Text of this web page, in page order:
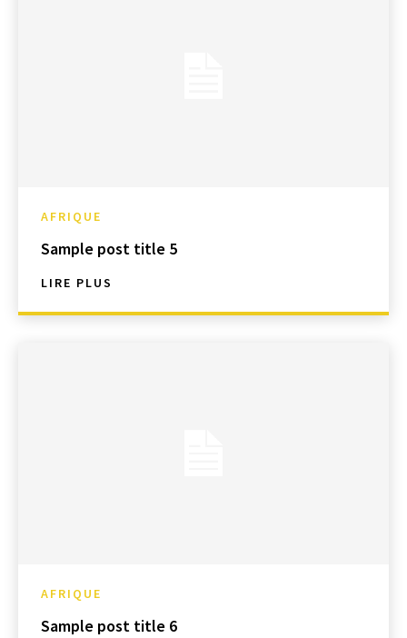
AFRIQUE
Sample post title 5
LIRE PLUS
AFRIQUE
Sample post title 6